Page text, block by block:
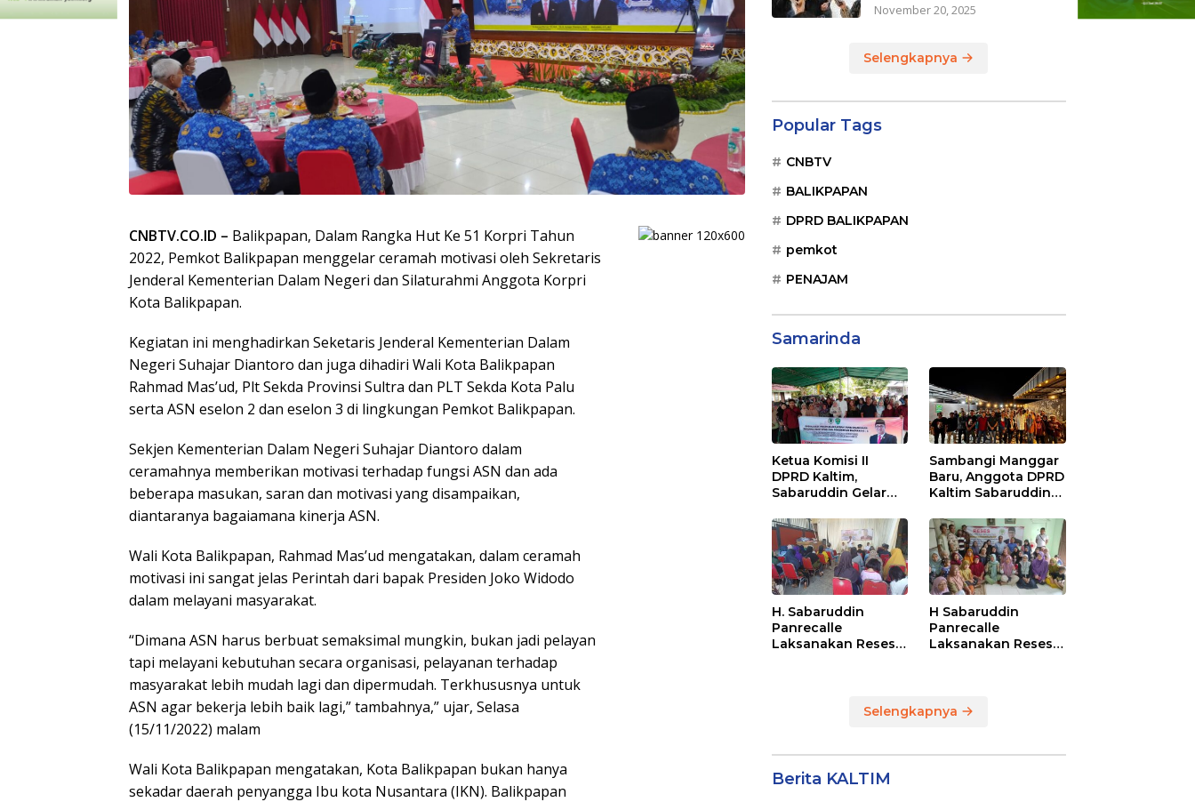
CNBTV.CO.ID – Balikpapan, Dalam Rangka Hut Ke 51 Korpri Tahun
2022, Pemkot Balikpapan menggelar ceramah motivasi oleh Sekretaris
Jenderal Kementerian Dalam Negeri dan Silaturahmi Anggota Korpri
Kota Balikpapan.
Kegiatan ini menghadirkan Seketaris Jenderal Kementerian Dalam
Negeri Suhajar Diantoro dan juga dihadiri Wali Kota Balikpapan
Rahmad Mas’ud, Plt Sekda Provinsi Sultra dan PLT Sekda Kota Palu
serta ASN eselon 2 dan eselon 3 di lingkungan Pemkot Balikpapan.
Sekjen Kementerian Dalam Negeri Suhajar Diantoro dalam
ceramahnya memberikan motivasi terhadap fungsi ASN dan ada
beberapa masukan, saran dan motivasi yang disampaikan,
diantaranya bagaiamana kinerja ASN.
Wali Kota Balikpapan, Rahmad Mas’ud mengatakan, dalam ceramah
motivasi ini sangat jelas Perintah dari bapak Presiden Joko Widodo
dalam melayani masyarakat.
“Dimana ASN harus berbuat semaksimal mungkin, bukan jadi pelayan
tapi melayani kebutuhan secara organisasi, pelayanan terhadap
masyarakat lebih mudah lagi dan dipermudah. Terkhususnya untuk
ASN agar bekerja lebih baik lagi,” tambahnya,” ujar, Selasa
(15/11/2022) malam
Wali Kota Balikpapan mengatakan, Kota Balikpapan bukan hanya
sekadar daerah penyangga Ibu kota Nusantara (IKN). Balikpapan
November 20, 2025
Selengkapnya
Popular Tags
CNBTV
BALIKPAPAN
DPRD BALIKPAPAN
pemkot
PENAJAM
Samarinda
Ketua Komisi II
DPRD Kaltim,
Sabaruddin Gelar
Pajak dan Retribusi
Daerah di
Sepinggan Raya
Balikpapan
Sambangi Manggar
Baru, Anggota DPRD
Kaltim Sabaruddin
Kepemudaan di
Balikpapan
H. Sabaruddin
Panrecalle
Laksanakan Reses
H Sabaruddin
Panrecalle
Laksanakan Reses
Selengkapnya
Berita KALTIM